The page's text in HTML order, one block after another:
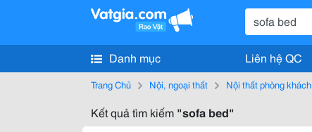
Danh mục Liên hệ QC
Trang Chủ Nội, ngoại thất Nội thất phòng khách
Kết quả tìm kiếm "sofa bed"